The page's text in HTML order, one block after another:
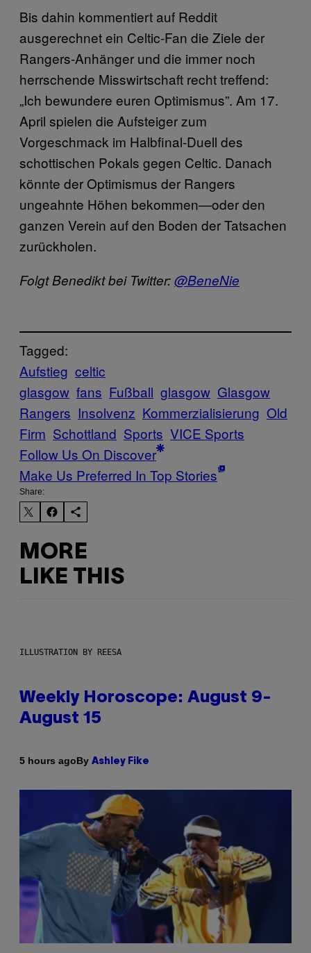
Bis dahin kommentiert auf Reddit
ausgerechnet ein Celtic-Fan die Ziele der
Rangers-Anhänger und die immer noch
herrschende Misswirtschaft recht treffend:
„Ich bewundere euren Optimismus”. Am 17.
April spielen die Aufsteiger zum
Vorgeschmack im Halbfinal-Duell des
schottischen Pokals gegen Celtic. Danach
könnte der Optimismus der Rangers
ungeahnte Höhen bekommen—oder den
ganzen Verein auf den Boden der Tatsachen
zurückholen.
Folgt Benedikt bei Twitter:@BeneNie
Tagged:
Aufstieg celtic
glasgow fans Fußball glasgow Glasgow
Rangers Insolvenz Kommerzialisierung Old
Firm Schottland Sports VICE Sports
Follow Us On Discover
Make Us Preferred In Top Stories
Share:
MORE
LIKE THIS
ILLUSTRATION BY REESA
Weekly Horoscope: August 9-
August 15
5 hours agoBy Ashley Fike